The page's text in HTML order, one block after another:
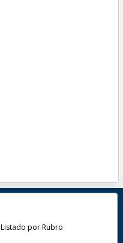
Listado por Rubro